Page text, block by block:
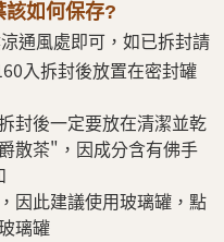
該如何保存?
通風處即可，如已拆封請
入拆封後放置在密封罐
封後一定要放在清潔並乾
散茶"，因成分含有佛手
因此建議使用玻璃罐，點
璃罐